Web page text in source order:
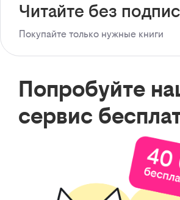
Читайте без
Покупайте только нужные книги
Попробуйте
сервис